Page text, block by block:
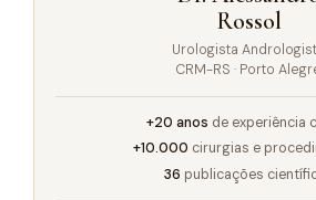
Rossol
Urologista
CRM-RS · Porto
+20 anos de experiência
+10.000 cirurgias e
36 publicações